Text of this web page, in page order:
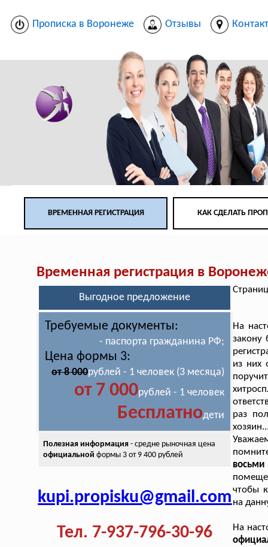
Прописка в Воронеже Отзывы
ВРЕМЕННАЯ РЕГИСТРАЦИЯ КАК СДЕЛАТЬ
Временная регистрация в
Выгодное предложение
Требуемые документы:
- паспорта гражданина РФ;
Цена формы 3:
от 8 000рублей - 1 человек (3 месяца)
от 7 000рублей - 1 человек
Бесплатнодети
Полезная информация- средне рыночная цена
официальной формы 3 от 9 400 рублей
kupi.propisku@gmail.com
Тел. 7-937-796-30-96
На
закону
из них
раз
восьми
чтобы
на
На